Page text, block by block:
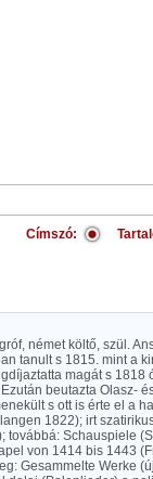
Címszó:
német költő, szül.
tanult s 1815. mint a
magát s
beutazta Olasz-
s ott is érte el a
1822); irt
továbbá: Schauspiele
von 1414 bis 1443
Gesammelte Werke